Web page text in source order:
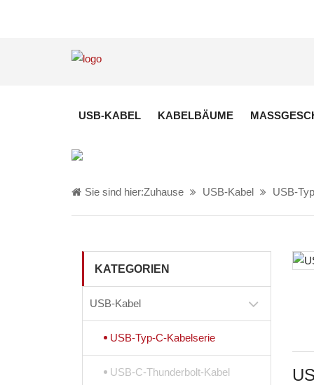
USB-KABEL KABELBÄUME
Sie sind hier:Zuhause USB-Kabel USB-
KATEGORIEN
USB-Kabel
USB-Typ-C-Kabelserie
USB-C-Thunderbolt-Kabel